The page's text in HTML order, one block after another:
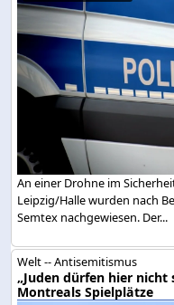
An einer Drohne im
Leipzig/Halle wurden nach
Semtex nachgewiesen. Der...
Welt -- Antisemitismus
„Juden dürfen hier nicht
Montreals Spielplätze